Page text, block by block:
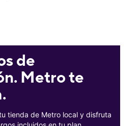
de
Metro te
tienda de Metro local y disfruta